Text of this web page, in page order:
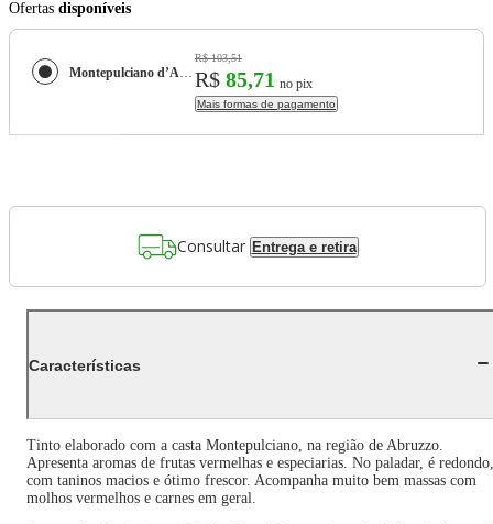
Ofertas disponíveis
Montepulciano d’Abruzzo 2024 (Bonacchi) 750ml
R$ 103,51
R$ 85,71 no pix
Mais formas de pagamento
Consultar Entrega e retira
Características
Tinto elaborado com a casta Montepulciano, na região de Abruzzo.
Apresenta aromas de frutas vermelhas e especiarias. No paladar, é redondo,
com taninos macios e ótimo frescor. Acompanha muito bem massas com
molhos vermelhos e carnes em geral.